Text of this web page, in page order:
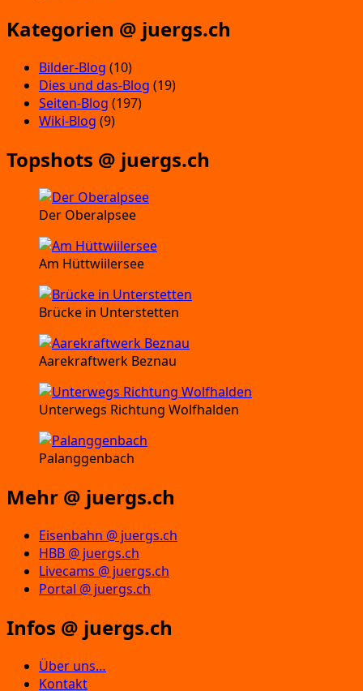
Kategorien @ juergs.ch
Bilder-Blog (10)
Dies und das-Blog (19)
Seiten-Blog (197)
Wiki-Blog (9)
Topshots @ juergs.ch
Der Oberalpsee
Am Hüttwiilersee
Brücke in Unterstetten
Aarekraftwerk Beznau
Unterwegs Richtung Wolfhalden
Palanggenbach
Mehr @ juergs.ch
Eisenbahn @ juergs.ch
HBB @ juergs.ch
Livecams @ juergs.ch
Portal @ juergs.ch
Infos @ juergs.ch
Über uns…
Kontakt